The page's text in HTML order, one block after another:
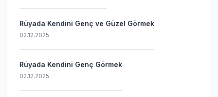
Rüyada Kendini Genç ve Güzel Görmek
02.12.2025
Rüyada Kendini Genç Görmek
02.12.2025